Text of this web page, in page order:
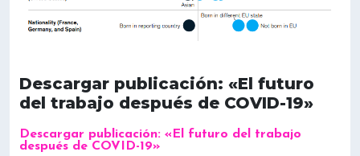
Descargar publicación: «El futuro
del trabajo después de COVID-19»
Descargar publicación: «El futuro del trabajo
después de COVID-19»